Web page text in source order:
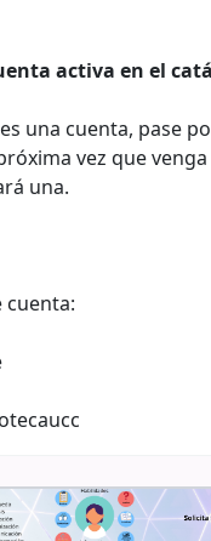
activa en el
una cuenta, pase
vez que
una.
cuenta: